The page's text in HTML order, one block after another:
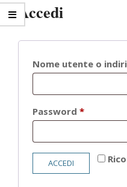
Accedi
Nome utente o
Password *Richiesto
ACCEDI